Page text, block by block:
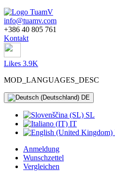
info@tuamv.com
+386 40 805 761
Kontakt
Likes 3.9K
MOD_LANGUAGES_DESC
DE
SL
IT
Anmeldung
Wunschzettel
Vergleichen